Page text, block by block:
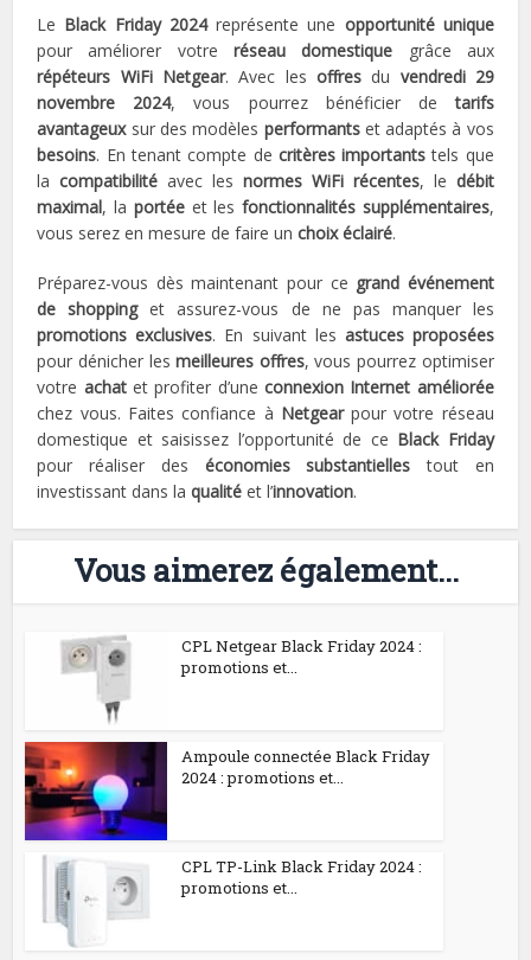
Le Black Friday 2024représente une opportunité unique
pour améliorer votre réseau domestique grâce aux
répéteurs WiFi Netgear. Avec les offresdu vendredi 29
novembre 2024, vous pourrez bénéficier detarifs
avantageuxsur des modèles performantset adaptés à vos
besoins. En tenant compte de critères importants tels que
lacompatibilité avec lesnormes WiFi récentes, le débit
maximal, la portéeet lesfonctionnalités supplémentaires,
vous serez en mesure de faire unchoix éclairé.
Préparez-vous dès maintenant pour ce grand événement
de shoppinget assurez-vous de ne pas manquer les
promotions exclusives. En suivant les astuces proposées
pour dénicher lesmeilleures offres, vous pourrez optimiser
votre achatet profiter d’uneconnexion Internet améliorée
chez vous. Faites confiance à Netgearpour votre réseau
domestique et saisissez l’opportunité de ce Black Friday
pour réaliser des économies substantielles tout en
investissant dans laqualité et l’innovation.
Vous aimerez également...
CPL Netgear Black Friday 2024 :
promotions et...
Ampoule connectée Black Friday
2024 : promotions et...
CPL TP-Link Black Friday 2024 :
promotions et...